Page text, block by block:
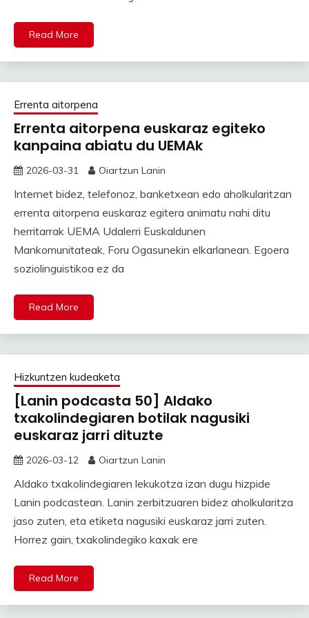
Read More
Errenta aitorpena
Errenta aitorpena euskaraz egiteko
kanpaina abiatu du UEMAk
2026-03-31 Oiartzun Lanin
Internet bidez, telefonoz, banketxean edo aholkularitzan
errenta aitorpena euskaraz egitera animatu nahi ditu
herritarrak UEMA Udalerri Euskaldunen
Mankomunitateak, Foru Ogasunekin elkarlanean. Egoera
soziolinguistikoa ez da
Read More
Hizkuntzen kudeaketa
[Lanin podcasta 50] Aldako
txakolindegiaren botilak nagusiki
euskaraz jarri dituzte
2026-03-12 Oiartzun Lanin
Aldako txakolindegiaren lekukotza izan dugu hizpide
Lanin podcastean. Lanin zerbitzuaren bidez aholkularitza
jaso zuten, eta etiketa nagusiki euskaraz jarri zuten.
Horrez gain, txakolindegiko kaxak ere
Read More